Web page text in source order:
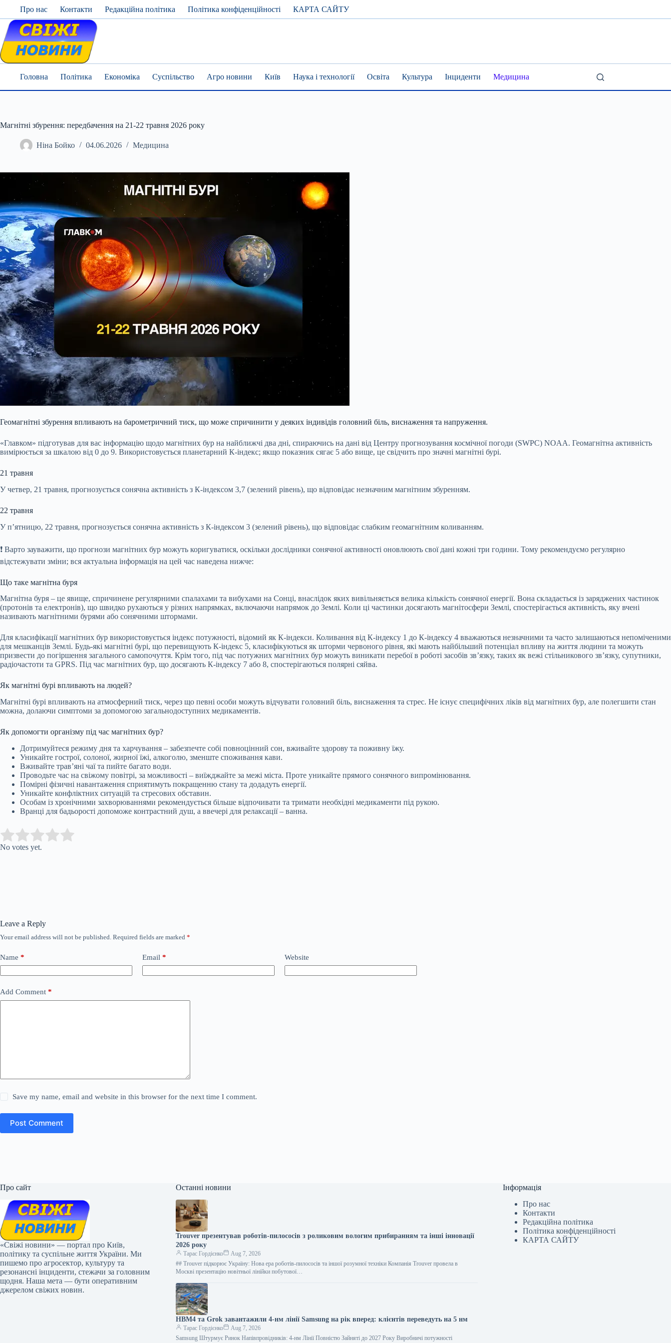
content
Про нас Контакти Редакційна політика Політика конфіденційності КАРТА САЙТУ
Головна Політика Економіка Суспільство Агро новини Київ Наука і технології Освіта Культура Інциденти Медицина
Магнітні збурення: передбачення на 21-22 травня 2026 року
Ніна Бойко 04.06.2026 Медицина
Геомагнітні збурення впливають на барометричний тиск, що може спричинити у деяких індивідів головний біль, виснаження та напруження.
«Главком» підготував для вас інформацію щодо магнітних бур на найближчі два дні, спираючись на дані від Центру прогнозування космічної погоди (SWPC) NOAA. Геомагнітна активність
вимірюється за шкалою від 0 до 9. Використовується планетарний К-індекс; якщо показник сягає 5 або вище, це свідчить про значні магнітні бурі.
21 травня
У четвер, 21 травня, прогнозується сонячна активність з К-індексом 3,7 (зелений рівень), що відповідає незначним магнітним збуренням.
22 травня
У п’ятницю, 22 травня, прогнозується сонячна активність з К-індексом 3 (зелений рівень), що відповідає слабким геомагнітним коливанням.
❗️ Варто зауважити, що прогнози магнітних бур можуть коригуватися, оскільки дослідники сонячної активності оновлюють свої дані кожні три години. Тому рекомендуємо регулярно
відстежувати зміни; вся актуальна інформація на цей час наведена нижче:
Що таке магнітна буря
Магнітна буря – це явище, спричинене регулярними спалахами та вибухами на Сонці, внаслідок яких вивільняється велика кількість сонячної енергії. Вона складається із заряджених частинок
(протонів та електронів), що швидко рухаються у різних напрямках, включаючи напрямок до Землі. Коли ці частинки досягають магнітосфери Землі, спостерігається активність, яку вчені
називають магнітними бурями або сонячними штормами.
Для класифікації магнітних бур використовується індекс потужності, відомий як К-індекси. Коливання від К-індексу 1 до К-індексу 4 вважаються незначними та часто залишаються непоміченими
для мешканців Землі. Будь-які магнітні бурі, що перевищують К-індекс 5, класифікуються як шторми червоного рівня, які мають найбільший потенціал впливу на життя людини та можуть
призвести до погіршення загального самопочуття. Крім того, під час потужних магнітних бур можуть виникати перебої в роботі засобів зв’язку, таких як вежі стільникового зв’язку, супутники,
радіочастоти та GPRS. Під час магнітних бур, що досягають К-індексу 7 або 8, спостерігаються полярні сяйва.
Як магнітні бурі впливають на людей?
Магнітні бурі впливають на атмосферний тиск, через що певні особи можуть відчувати головний біль, виснаження та стрес. Не існує специфічних ліків від магнітних бур, але полегшити стан
можна, долаючи симптоми за допомогою загальнодоступних медикаментів.
Як допомогти організму під час магнітних бур?
Дотримуйтеся режиму дня та харчування – забезпечте собі повноцінний сон, вживайте здорову та поживну їжу.
Уникайте гострої, солоної, жирної їжі, алкоголю, зменште споживання кави.
Вживайте трав’яні чаї та пийте багато води.
Проводьте час на свіжому повітрі, за можливості – виїжджайте за межі міста. Проте уникайте прямого сонячного випромінювання.
Помірні фізичні навантаження сприятимуть покращенню стану та додадуть енергії.
Уникайте конфліктних ситуацій та стресових обставин.
Особам із хронічними захворюваннями рекомендується більше відпочивати та тримати необхідні медикаменти під рукою.
Вранці для бадьорості допоможе контрастний душ, а ввечері для релаксації – ванна.
Rate this item:
No votes yet.
Leave a Reply
Your email address will not be published. Required fields are marked *
Name * Email * Website
Add Comment *
Save my name, email and website in this browser for the next time I comment.
Post Comment
Про сайт
«Свіжі новини» — портал про Київ,
політику та суспільне життя України. Ми
пишемо про агросектор, культуру та
резонансні інциденти, стежачи за головним
щодня. Наша мета — бути оперативним
джерелом свіжих новин.
Останні новини
Trouver презентував роботів-пилососів з роликовим вологим прибиранням та інші інновації
2026 року
Тарас Гордієнко
Aug 7, 2026
## Trouver підкорює Україну: Нова ера роботів-пилососів та іншої розумної техніки Компанія Trouver провела в
Москві презентацію новітньої лінійки побутової…
HBM4 та Grok завантажили 4-нм лінії Samsung на рік вперед: клієнтів переведуть на 5 нм
Тарас Гордієнко
Aug 7, 2026
Samsung Штурмує Ринок Напівпровідників: 4-нм Лінії Повністю Зайняті до 2027 Року Виробничі потужності
Інформація
Про нас
Контакти
Редакційна політика
Політика конфіденційності
КАРТА САЙТУ